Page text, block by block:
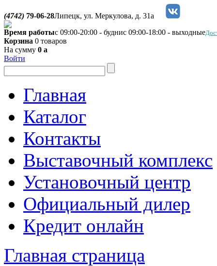
(4742) 79-06-28Липецк, ул. Меркулова, д. 31а
Время работыс 09:00-20:00 - буднис 09:00-18:00 - выходные
Корзина 0 товаров
На сумму 0 a
Войти
Главная
Каталог
Контакты
Выставочный комплекс
Установочный центр
Официальный дилер
Кредит онлайн
Главная страница